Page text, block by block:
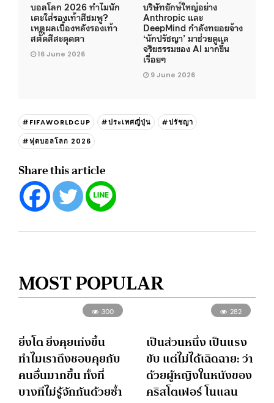
บอลโลก 2026 ทำไมนัก
เตะใส่รองเท้าสีชมพู?
เหตุผลเบื้องหลังรองเท้า
สตั๊ดสีสะดุดตา
16 June 2026
บริษัทยักษ์ใหญ่อย่าง
Anthropic และ
DeepMind กำลังทยอยจ้าง
‘นักปรัชญา’ มาช่วยดูแล
จริยธรรมของ AI มากขึ้น
เรื่อยๆ
9 June 2026
#FIFAWORLDCUP #ประเทศญี่ปุ่น
#ปรัชญา
#ฟุตบอลโลก 2026
Share this article
MOST POPULAR
300
ยิ่งโต ยิ่งคุยเก่งขึ้น
ทำไมเราถึงชอบคุยกับ
คนอื่นมากขึ้น ทั้งที่
บางทีไม่รู้จักกันด้วยซ้ำ
282
เป็นส่วนหนึ่ง เป็นแรง
ขับ แต่ไม่ได้เฉิดฉาย: ว่า
ด้วยผู้หญิงในหนังของ
คริสโตเฟอร์ โนแลน